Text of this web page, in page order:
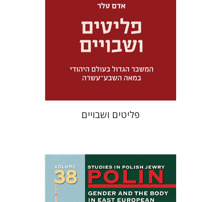
מחיר השקה
$46
$32
פליטים ושבויים